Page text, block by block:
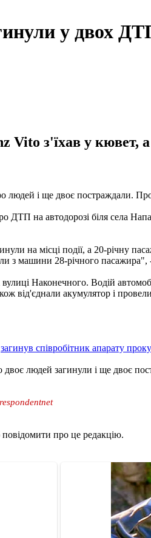
у двох
Vito з'їхав у кювет,
людей і ще двоє постраждали.
на автодорозі біля села
на місці події, а 20-річну
з машини 28-річного пасажира",
Наконечного. Водій
від'єднали акумулятор і
загинув співробітник апарату
двоє людей загинули і ще двоє
про це редакцію.